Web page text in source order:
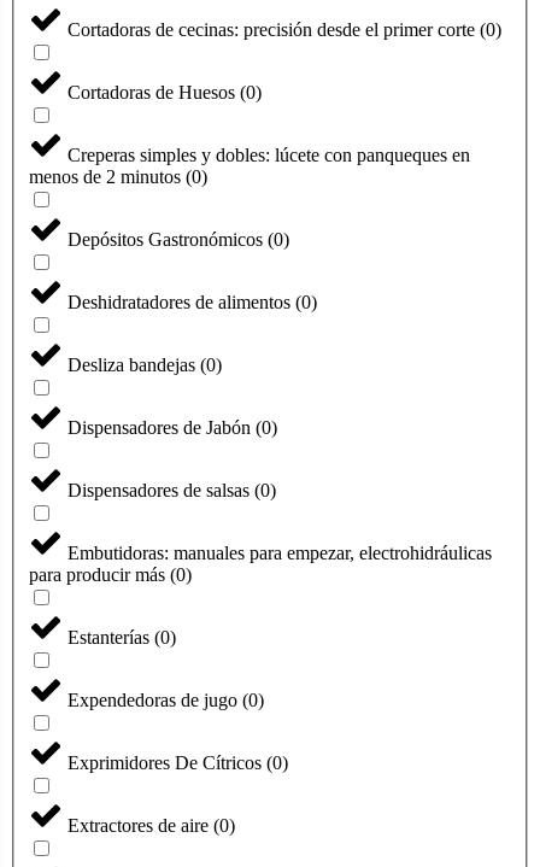
Cortadoras de cecinas: precisión desde el primer corte (0)
Cortadoras de Huesos (0)
Creperas simples y dobles: lúcete con panqueques en
menos de 2 minutos (0)
Depósitos Gastronómicos (0)
Deshidratadores de alimentos (0)
Desliza bandejas (0)
Dispensadores de Jabón (0)
Dispensadores de salsas (0)
Embutidoras: manuales para empezar, electrohidráulicas
para producir más (0)
Estanterías (0)
Expendedoras de jugo (0)
Exprimidores De Cítricos (0)
Extractores de aire (0)